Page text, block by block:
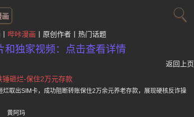
画
哔咔漫画 原创作者 热门话题
和独家视频：点击查看详情
返回上页
砸烂-保住2万元存款
取出SIM卡，成功阻断转账保住2万余元养老存款，展现硬核反诈操
黄阿玛